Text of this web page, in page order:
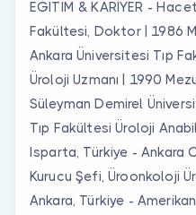
EĞİTİM & KARİYER -
Fakültesi, Doktor | 1986
Ankara Üniversitesi Tıp
Üroloji Uzmanı | 1990
Süleyman Demirel
Tıp Fakültesi Üroloji
Isparta, Türkiye - Ankara
Kurucu Şefi, Üroonkoloji
Ankara, Türkiye -